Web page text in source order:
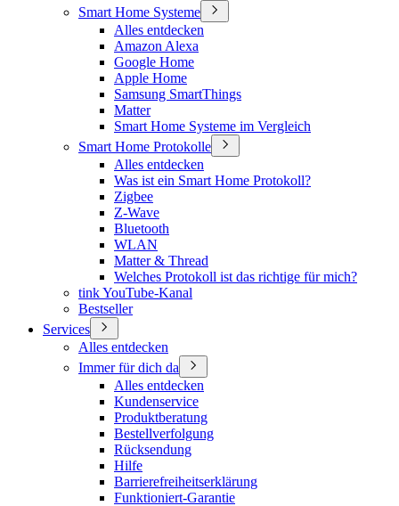
Smart Home Systeme
Alles entdecken
Amazon Alexa
Google Home
Apple Home
Samsung SmartThings
Matter
Smart Home Systeme im Vergleich
Smart Home Protokolle
Alles entdecken
Was ist ein Smart Home Protokoll?
Zigbee
Z-Wave
Bluetooth
WLAN
Matter & Thread
Welches Protokoll ist das richtige für mich?
tink YouTube-Kanal
Bestseller
Services
Alles entdecken
Immer für dich da
Alles entdecken
Kundenservice
Produktberatung
Bestellverfolgung
Rücksendung
Hilfe
Barrierefreiheitserklärung
Funktioniert-Garantie